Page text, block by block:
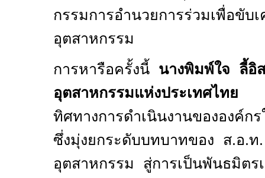
กรรมการอำนวยการร่วมเพื่อขับ
อุตสาหกรรม
การหารือครั้งนี้ นางพิมพ์ใจ ลี้อิ
อุตสาหกรรมแห่งประเทศไทย
ทิศทางการดำเนินงานขององค์
ซึ่งมุ่งยกระดับบทบาทของ ส.อ.
อุตสาหกรรม สู่การเป็นพันธมิตร